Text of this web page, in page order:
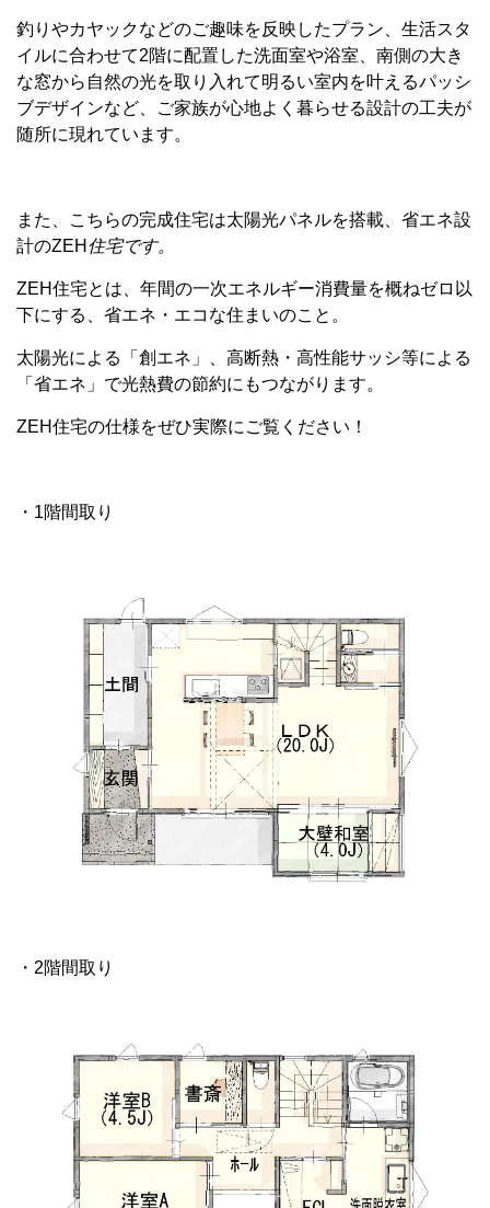
釣りやカヤックなどのご趣味を反映したプラン、生活スタ
イルに合わせて2階に配置した洗面室や浴室、南側の大き
な窓から自然の光を取り入れて明るい室内を叶えるパッシ
ブデザインなど、ご家族が心地よく暮らせる設計の工夫が
随所に現れています。
また、こちらの完成住宅は太陽光パネルを搭載、省エネ設
計のZEH 住宅です。
ZEH住宅とは、年間の一次エネルギー消費量を概ねゼロ以
下にする、省エネ・エコな住まいのこと。
太陽光による「創エネ」、高断熱・高性能サッシ等による
「省エネ」で光熱費の節約にもつながります。
ZEH住宅の仕様をぜひ実際にご覧ください！
・1階間取り
・2階間取り